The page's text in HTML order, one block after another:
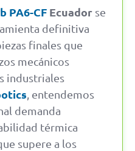
PA6-CF Ecuador se
definitiva
finales que
mecánicos
industriales
, entendemos
demanda
térmica
supere a los